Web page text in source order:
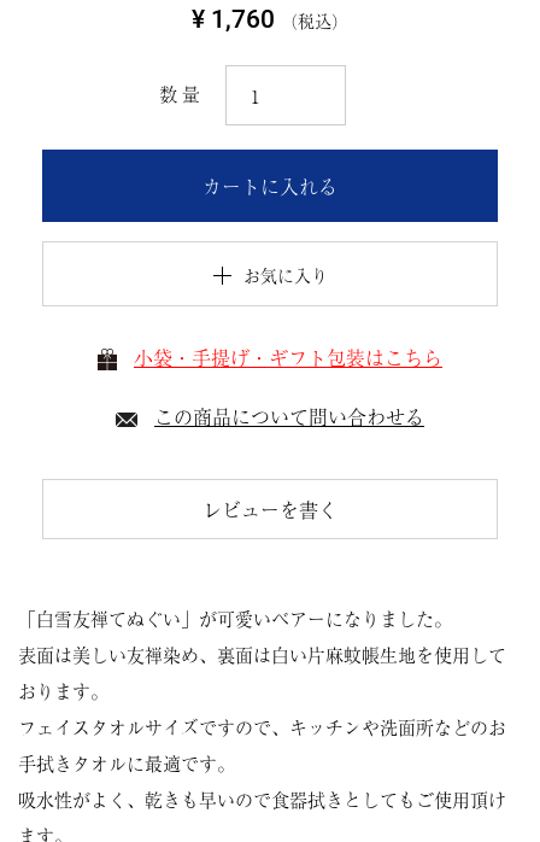
¥ 1,760 税込
お気に入り
カートに入れる
小袋・手提げ・ギフト包装はこちら
この商品について問い合わせる
レビューを書く
「白雪友禅てぬぐい」が可愛いベアーになりました。
表面は美しい友禅染め、裏面は白い片麻蚊帳生地を使用して
おります。
フェイスタオルサイズですので、キッチンや洗面所などのお
手拭きタオルに最適です。
吸水性がよく、乾きも早いので食器拭きとしてもご使用頂け
ます。